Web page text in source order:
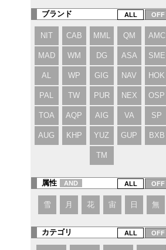
ブランド
NIT CAB MML QM AMC
MAD WM DG ASA SME
AL WP GIG NAV HOK
PAL TW PUR NEX OSP
TOA AQP AIG VA SP
AUG KHP YUZ GUP BXB
TM
属性 AND
雪 月 花 宙 日 無
カテゴリ